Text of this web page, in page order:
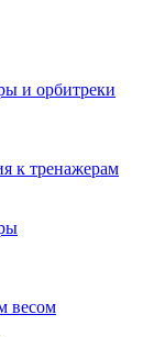
и орбитреки
к тренажерам
весом